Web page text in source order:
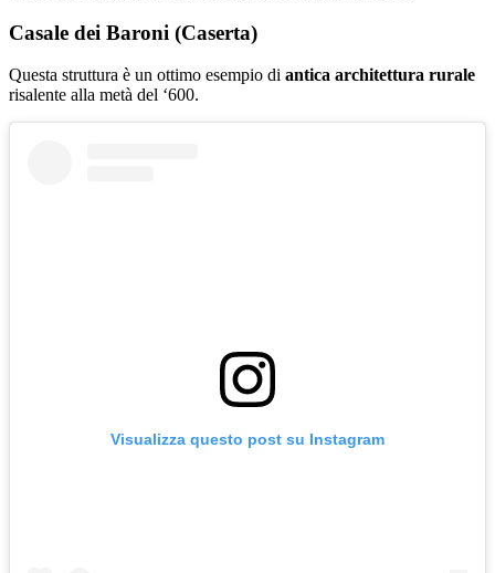
Casale dei Baroni (Caserta)
Questa struttura è un ottimo esempio di antica architettura rurale
risalente alla metà del ‘600.
Visualizza questo post su Instagram